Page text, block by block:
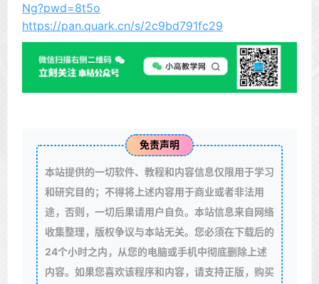
Ng?pwd=8t5o
https://pan.quark.cn/s/2c9bd791fc29
免责声明
本站提供的一切软件、教程和内容信息仅限用于学习
和研究目的；不得将上述内容用于商业或者非法用
途，否则，一切后果请用户自负。本站信息来自网络
收集整理，版权争议与本站无关。您必须在下载后的
24个小时之内，从您的电脑或手机中彻底删除上述
内容。如果您喜欢该程序和内容，请支持正版，购买